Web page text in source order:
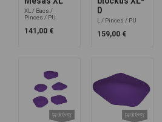
XL
Bacs
Pinces
PU
141,00 €
D
L Pinces PU
159,00 €